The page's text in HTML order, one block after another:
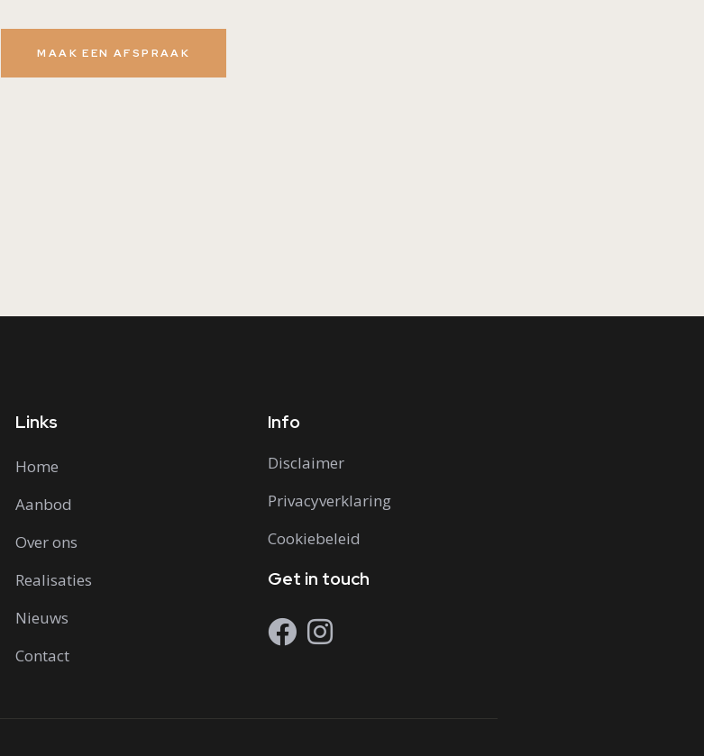
MAAK EEN AFSPRAAK
Links
Home
Aanbod
Over ons
Realisaties
Nieuws
Contact
Info
Disclaimer
Privacyverklaring
Cookiebeleid
Get in touch